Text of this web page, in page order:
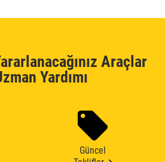
Araçlar
Yardımı
Güncel